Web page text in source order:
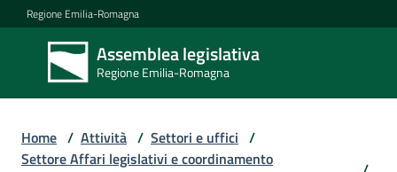
Vai al contenuto
Vai alla navigazione
Vai al footer
Regione Emilia-Romagna
Assemblea legislativa
Regione Emilia-Romagna
Assemblea
legislativa
Regione Emilia-
Home / Attività / Settori e uffici /
Settore Affari legislativi e coordinamento